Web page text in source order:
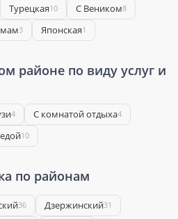
Турецкая10 С Веником8
3 Японская1
районе по виду услуг и
4 С комнатой отдыха4
10
по районам
36 Дзержинский31